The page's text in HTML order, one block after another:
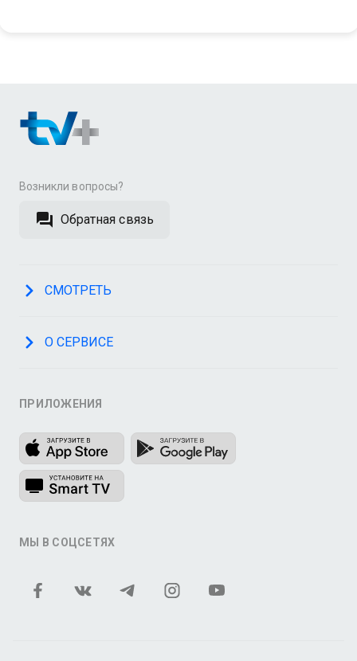
Возникли вопросы?
Обратная связь
СМОТРЕТЬ
О СЕРВИСЕ
ПРИЛОЖЕНИЯ
МЫ В СОЦСЕТЯХ